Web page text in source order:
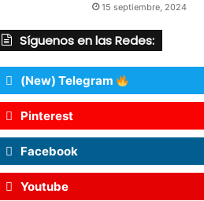
15 septiembre, 2024
Síguenos en las Redes:
(New) Telegram
Pinterest
Facebook
Youtube